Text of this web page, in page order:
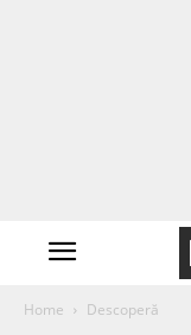
Home Descoperă